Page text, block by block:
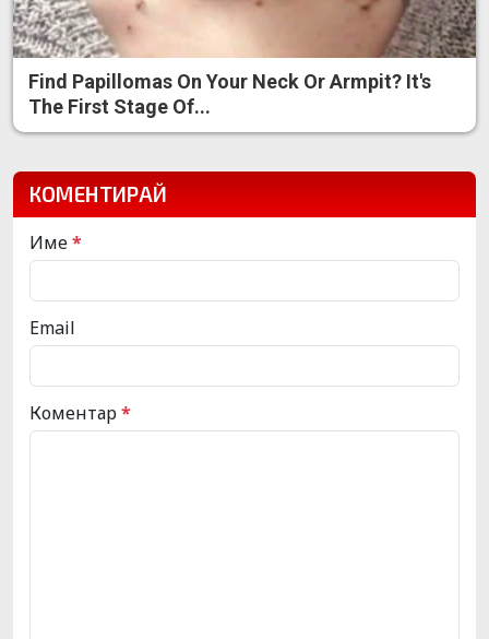
Find Papillomas On Your Neck Or Armpit? It's
The First Stage Of...
КОМЕНТИРАЙ
Име*
Email
Коментар*